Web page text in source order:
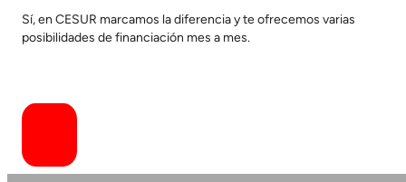
Sí, en CESUR marcamos la diferencia y te ofrecemos varias
posibilidades de financiación mes a mes.